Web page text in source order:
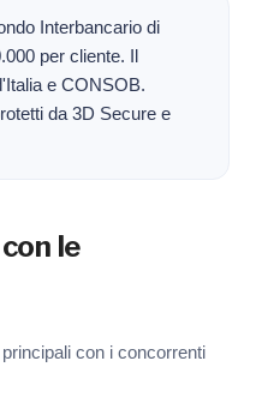
Interbancario di
per cliente. Il
e CONSOB.
da 3D Secure e
le
con i concorrenti